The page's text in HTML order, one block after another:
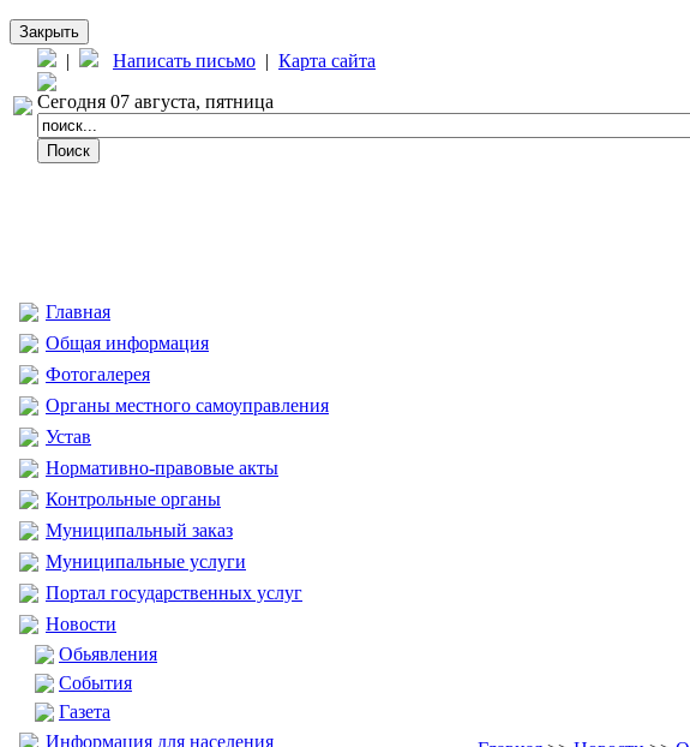
Закрыть
| Написать письмо | Карта сайта
Сегодня 07 августа, пятница
Главная
Общая информация
Фотогалерея
Органы местного самоуправления
Устав
Нормативно-правовые акты
Контрольные органы
Муниципальный заказ
Муниципальные услуги
Портал государственных услуг
Новости
Обьявления
События
Газета
Информация для населения